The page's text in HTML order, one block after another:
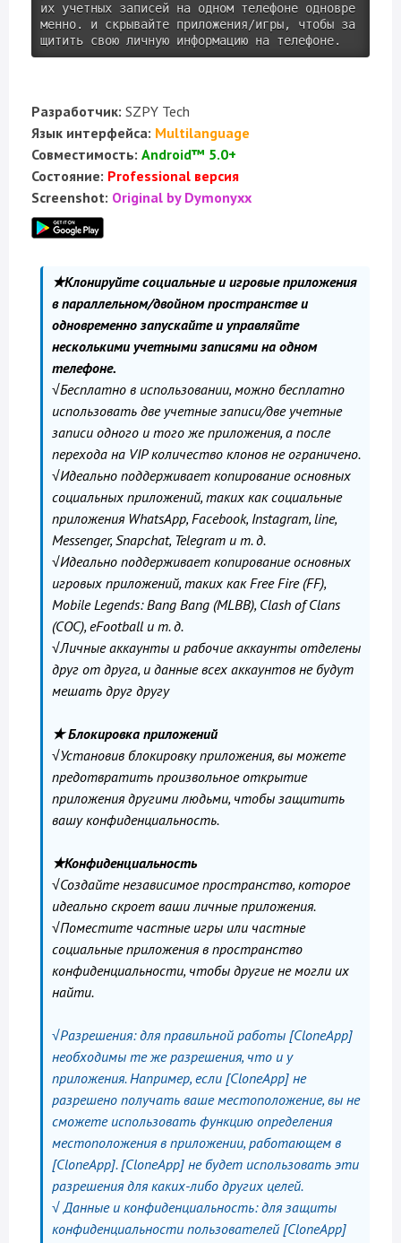
их учетных записей на одном телефоне одновре
менно. и скрывайте приложения/игры, чтобы за
щитить свою личную информацию на телефоне.
Разработчик: SZPY Tech
Язык интерфейса: Multilanguage
Совместимость: Android™ 5.0+
Состояние: Professional версия
Screenshot: Original by Dymonyxx
★Клонируйте социальные и игровые приложения
в параллельном/двойном пространстве и
одновременно запускайте и управляйте
несколькими учетными записями на одном
телефоне.
√Бесплатно в использовании, можно бесплатно
использовать две учетные записи/две учетные
записи одного и того же приложения, а после
перехода на VIP количество клонов не ограничено.
√Идеально поддерживает копирование основных
социальных приложений, таких как социальные
приложения WhatsApp, Facebook, Instagram, line,
Messenger, Snapchat, Telegram и т. д.
√Идеально поддерживает копирование основных
игровых приложений, таких как Free Fire (FF),
Mobile Legends: Bang Bang (MLBB), Clash of Clans
(COC), eFootball и т. д.
√Личные аккаунты и рабочие аккаунты отделены
друг от друга, и данные всех аккаунтов не будут
мешать друг другу
★ Блокировка приложений
√Установив блокировку приложения, вы можете
предотвратить произвольное открытие
приложения другими людьми, чтобы защитить
вашу конфиденциальность.
★Конфиденциальность
√Создайте независимое пространство, которое
идеально скроет ваши личные приложения.
√Поместите частные игры или частные
социальные приложения в пространство
конфиденциальности, чтобы другие не могли их
найти.
√Разрешения: для правильной работы [CloneApp]
необходимы те же разрешения, что и у
приложения. Например, если [CloneApp] не
разрешено получать ваше местоположение, вы не
сможете использовать функцию определения
местоположения в приложении, работающем в
[CloneApp]. [CloneApp] не будет использовать эти
разрешения для каких-либо других целей.
√ Данные и конфиденциальность: для защиты
конфиденциальности пользователей [CloneApp]